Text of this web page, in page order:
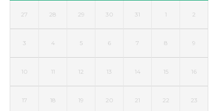
27 28 29 30 31 1 2
3 4 5 6 7 8 9
10 11 12 13 14 15 16
17 18 19 20 21 22 23